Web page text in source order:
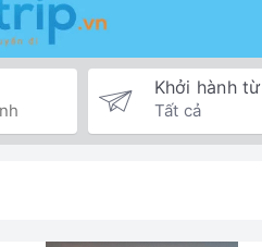
Khởi hành từ